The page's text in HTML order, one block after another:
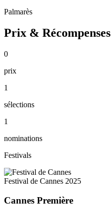
Palmarès
Prix & Récompenses
0
prix
1
sélections
1
nominations
Festivals
Festival de Cannes 2025
Cannes Première